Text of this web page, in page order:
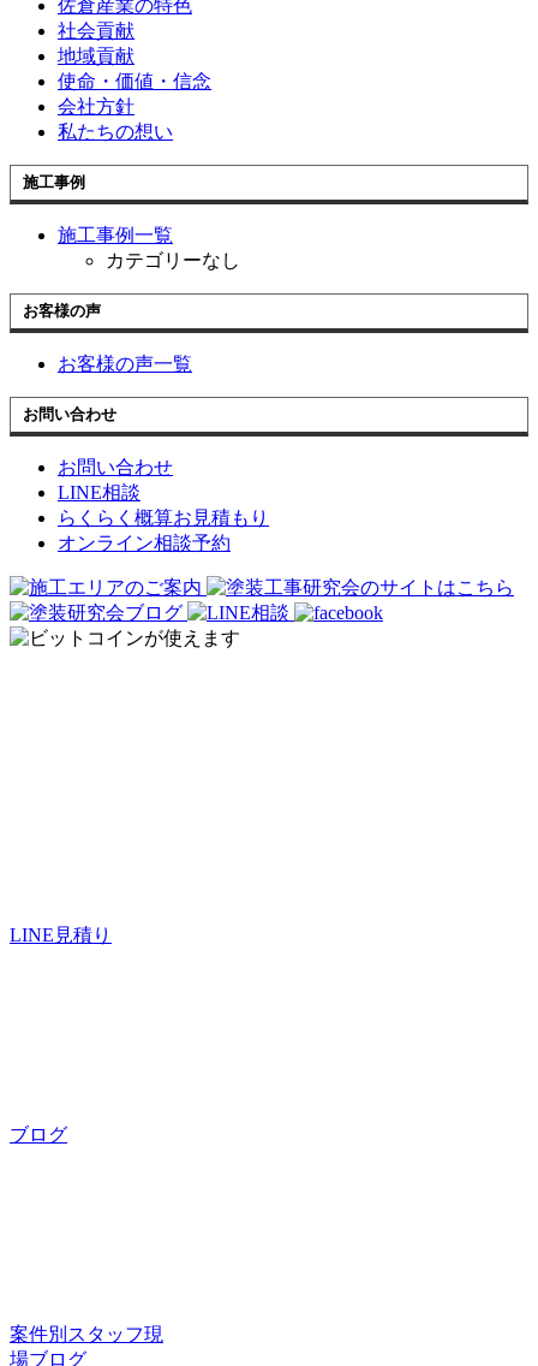
佐倉産業の特色
社会貢献
地域貢献
使命・価値・信念
会社方針
私たちの想い
施工事例
施工事例一覧
カテゴリーなし
お客様の声
お客様の声一覧
お問い合わせ
お問い合わせ
LINE相談
らくらく概算お見積もり
オンライン相談予約
LINE見積り
ブログ
案件別スタッフ現
場ブログ